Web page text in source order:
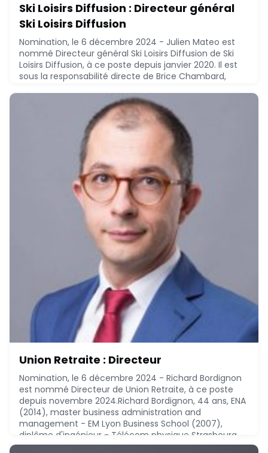
Ski Loisirs Diffusion : Directeur général
Ski Loisirs Diffusion
Nomination, le 6 décembre 2024 - Julien Mateo est
nommé Directeur général Ski Loisirs Diffusion de Ski
Loisirs Diffusion, à ce poste depuis janvier 2020. Il est
sous la responsabilité directe de Brice Chambard,
AMP - CPA, stratégie et finance - EM Lyon Business
School (2014), a réalisé le parcours suivant :* 2024 :
Obiz, Directeur général adjo
December 6, 2024
Union Retraite : Directeur
Nomination, le 6 décembre 2024 - Richard Bordignon
est nommé Directeur de Union Retraite, à ce poste
depuis novembre 2024.Richard Bordignon, 44 ans, ENA
(2014), master business administration and
management - EM Lyon Business School (2007),
diplôme d'ingénieur - Télécom physique Strasbourg
(2002), a réalisé le parcours suivant :* 2024 - 2024 :